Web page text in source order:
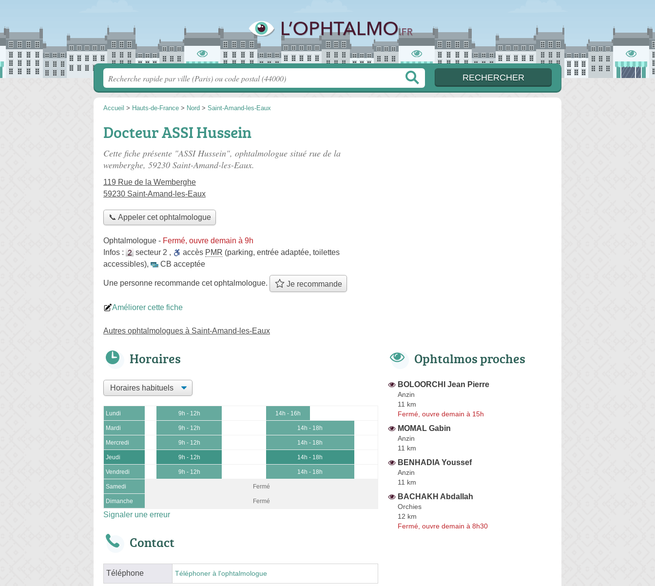
Accueil > Hauts-de-France > Nord > Saint-Amand-les-Eaux
Docteur ASSI Hussein
Cette fiche présente "ASSI Hussein", ophtalmologue situé rue de la
wemberghe, 59230 Saint-Amand-les-Eaux.
119 Rue de la Wemberghe
59230 Saint-Amand-les-Eaux
📞 Appeler cet ophtalmologue
Ophtalmologue - Fermé, ouvre demain à 9h
Infos :
secteur 2 , accès PMR (parking, entrée adaptée, toilettes
accessibles), CB acceptée
Une personne recommande cet ophtalmologue. Je recommande
Améliorer cette fiche
Autres ophtalmologues à Saint-Amand-les-Eaux
Horaires
Lundi 9h - 12h 14h - 16h
Mardi 9h - 12h 14h - 18h
Mercredi 9h - 12h 14h - 18h
Jeudi 9h - 12h 14h - 18h
Vendredi 9h - 12h 14h - 18h
Samedi Fermé
Dimanche Fermé
Signaler une erreur
Contact
Téléphone Téléphoner à l'ophtalmologue
Ophtalmos proches
BOLOORCHI Jean Pierre
Anzin
11 km
Fermé, ouvre demain à 15h
MOMAL Gabin
Anzin
11 km
BENHADIA Youssef
Anzin
11 km
BACHAKH Abdallah
Orchies
12 km
Fermé, ouvre demain à 8h30